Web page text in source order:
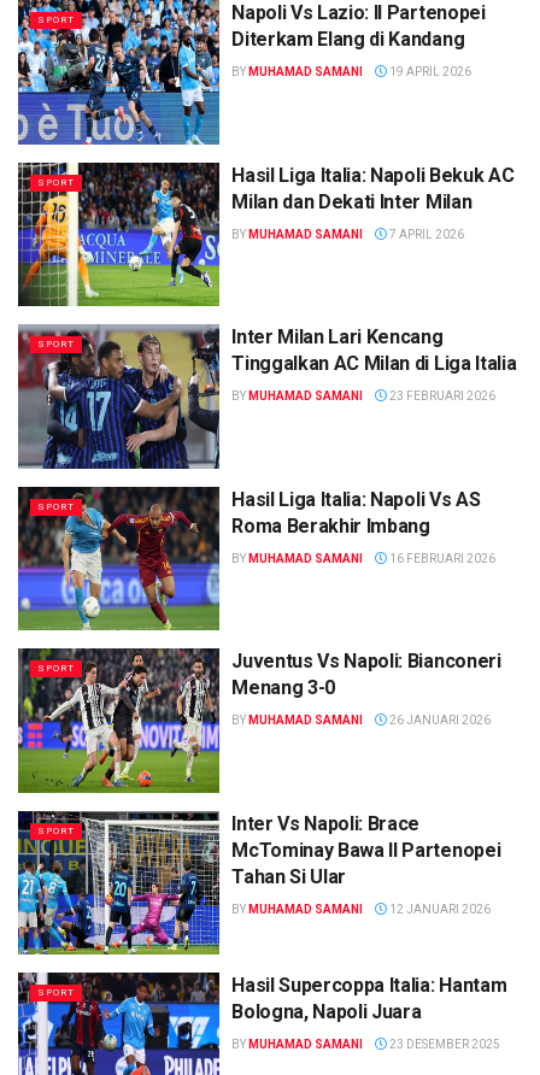
SPORT
Napoli Vs Lazio: Il Partenopei
Diterkam Elang di Kandang
BY MUHAMAD SAMANI 19 APRIL 2026
SPORT
Hasil Liga Italia: Napoli Bekuk AC
Milan dan Dekati Inter Milan
BY MUHAMAD SAMANI 7 APRIL 2026
SPORT
Inter Milan Lari Kencang
Tinggalkan AC Milan di Liga Italia
BY MUHAMAD SAMANI 23 FEBRUARI 2026
SPORT
Hasil Liga Italia: Napoli Vs AS
Roma Berakhir Imbang
BY MUHAMAD SAMANI 16 FEBRUARI 2026
SPORT
Juventus Vs Napoli: Bianconeri
Menang 3-0
BY MUHAMAD SAMANI 26 JANUARI 2026
SPORT
Inter Vs Napoli: Brace
McTominay Bawa Il Partenopei
Tahan Si Ular
BY MUHAMAD SAMANI 12 JANUARI 2026
SPORT
Hasil Supercoppa Italia: Hantam
Bologna, Napoli Juara
BY MUHAMAD SAMANI 23 DESEMBER 2025